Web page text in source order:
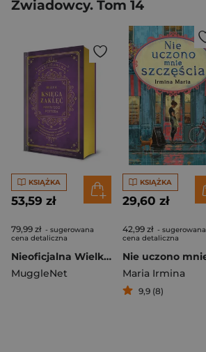
Zwiadowcy. Tom 14
KSIĄŻKA
53,59 zł
79,99 zł - sugerowana
cena detaliczna
Nieoficjalna Wielka Księga Zaklęć Harry'ego Pottera. Kompletny przewodnik po zaklęciach dla czarodziejów i czarownic [wyd. 2026, barwione brzegi]
MuggleNet
KSIĄŻKA
29,60 zł
42,99 zł - sugerowana
cena detaliczna
Maria Irmina
9,9 (8)